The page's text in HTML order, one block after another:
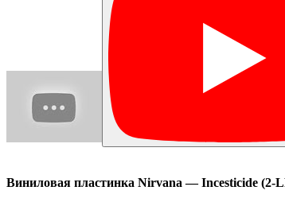
Виниловая пластинка Nirvana — Incesticide (2-